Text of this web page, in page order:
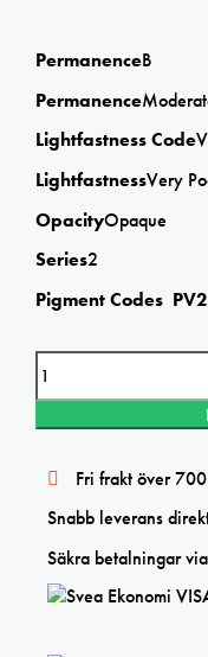
PermanenceB
Permanence
Lightfastness CodeV
LightfastnessVery
OpacityOpaque
Series2
Pigment Codes
Fri frakt över
Snabb leverans
Säkra betalningar